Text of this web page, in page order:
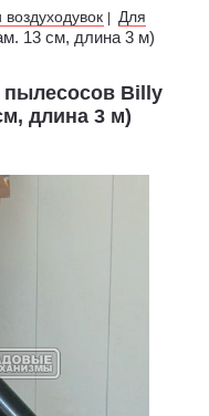
|
Для
13 см, длина 3 м)
Billy
длина 3 м)